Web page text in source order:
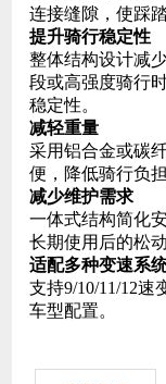
连接缝隙，使踩
提升骑行稳定性
整体结构设计减
段或高强度骑行
稳定性。 ‌
减轻重量
采用铝合金或碳
便，降低骑行负担
减少维护需求
一体式结构简化
长期使用后的松
适配多种变速系
支持9/10/11/12
车型配置。